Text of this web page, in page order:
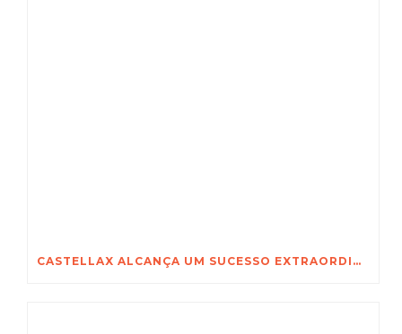
CASTELLAX ALCANÇA UM SUCESSO EXTRAORDINÁRIO NA SECUREX 2026 EM JOANESBURGO